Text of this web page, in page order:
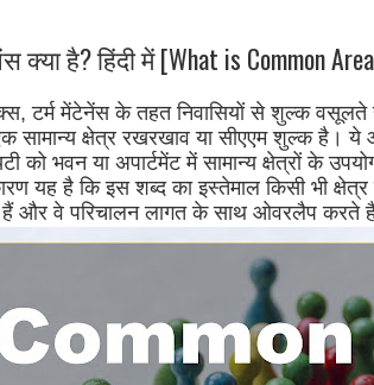
क्या है? हिंदी में [What is Common
टर्म मेंटेनेंस के तहत निवासियों से शुल्क
सामान्य क्षेत्र रखरखाव या सीएएम शुल्क है।
को भवन या अपार्टमेंट में सामान्य क्षेत्रों के
यह है कि इस शब्द का इस्तेमाल किसी भी
हैं और वे परिचालन लागत के साथ ओवरलैप करते